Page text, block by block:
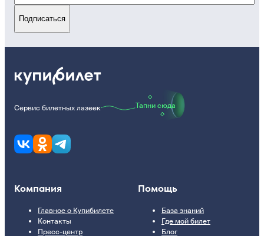
Подписаться
Сервис билетных лазеек Тапни сюда
Компания
Главное о Купибилете
Контакты
Пресс-центр
Помощь
База знаний
Где мой билет
Блог